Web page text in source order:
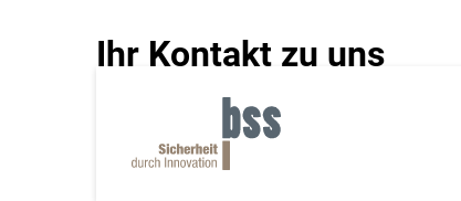
Ihr Kontakt zu uns
Haben Sie eine Frage zu unseren
möchten? Dann nutzen Sie gern unser
*= Pflichtfeld